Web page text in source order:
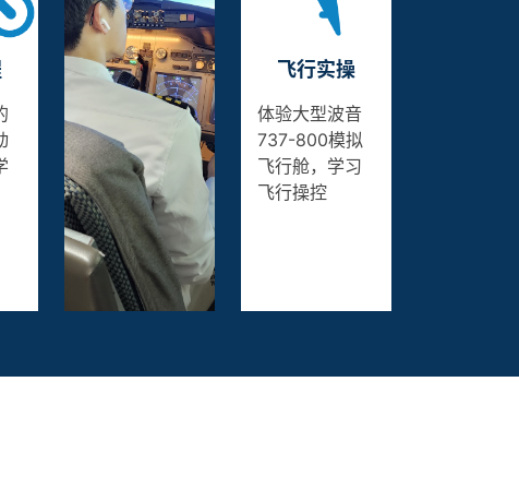
飞行实操
体验大型波音
737-800模拟
飞行舱，学习
飞行操控